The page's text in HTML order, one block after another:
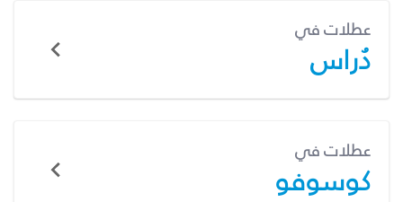
عطلات في
دُراس
عطلات في
كوسوفو